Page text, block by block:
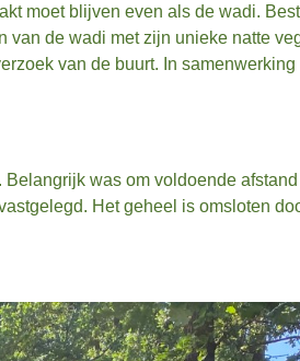
moet blijven even als de wadi.
de wadi met zijn unieke natte
van de buurt. In
was om voldoende
Het geheel is omsloten